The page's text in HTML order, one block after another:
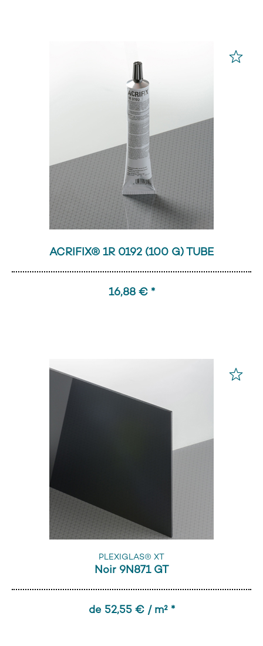
ACRIFIX® 1R 0192 (100 G) TUBE
16,88 € *
PLEXIGLAS® XT
Noir 9N871 GT
de 52,55 € / m² *